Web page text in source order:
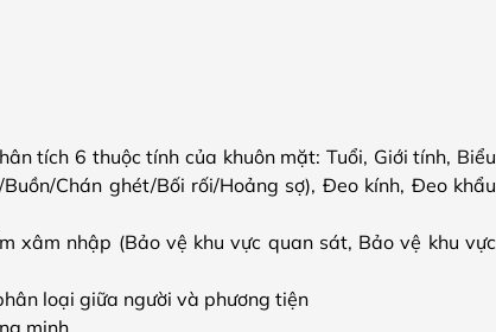
tích 6 thuộc tính của khuôn mặt: Tuổi, Giới tính, Biểu
Chán ghét/Bối rối/Hoảng sợ), Đeo kính, Đeo khẩu
xâm nhập (Bảo vệ khu vực quan sát, Bảo vệ khu vực
loại giữa người và phương tiện